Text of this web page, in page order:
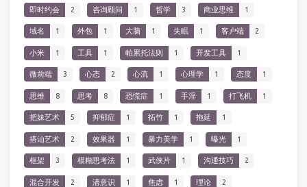
即时约会 2 咨询顾问 1 哲学 3 商业思维 1
域名 1 外包 1 大脑 1 失眠 1 客户端 2
小米 1 工具 1 帕累托法则 1 开发工具 1
微前端 3 心态 2 心流 1 心理学 1 态度 1
思维 8 思考 8 恐慌症 1 手淫 1 打飞机 1
把妹艺术 5 抑郁症 1 拓竹 1 拖延 1
搭讪艺术 2 效果器 1 暴力美学 1 曝光 1
框架 3 模糊思考法 1 武侠片 1 沟通技巧 2
混合开发 2 潜意识 1 焦虑 1 理论 2